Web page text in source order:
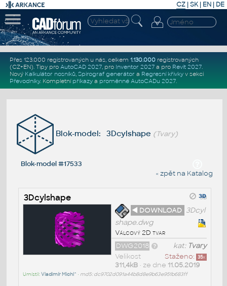
CZ | SK| EN | DE
Přes 123.000 registrovaných u nás, celkem 1.130.000registrovaných
(CZ+EN). Tipy pro AutoCAD 2027, pro Inventor 2027a pro Revit 2027.
Nový Kalkulátor nosníků, Spirograf generátor a Regresní křivkyv sekci
Převodníky. Kompletní příkazya proměnné AutoCADu 2027.
Blok-model: 3Dcylshape (Tvary)
Blok-model #17533
« zpět na Katalog
3Dcylshape
◄ DOWNLOAD 3Dcyl
shape.dwg
Válcový 2D tvar
kat: Tvary
DWG2018
Staženo: 35x
Velikost
311,4kB• ze dne 11.05.2019
Umístil:Vladimír Michl^ • md5: dc9702d091a44b8d8e9b63e951b683ff